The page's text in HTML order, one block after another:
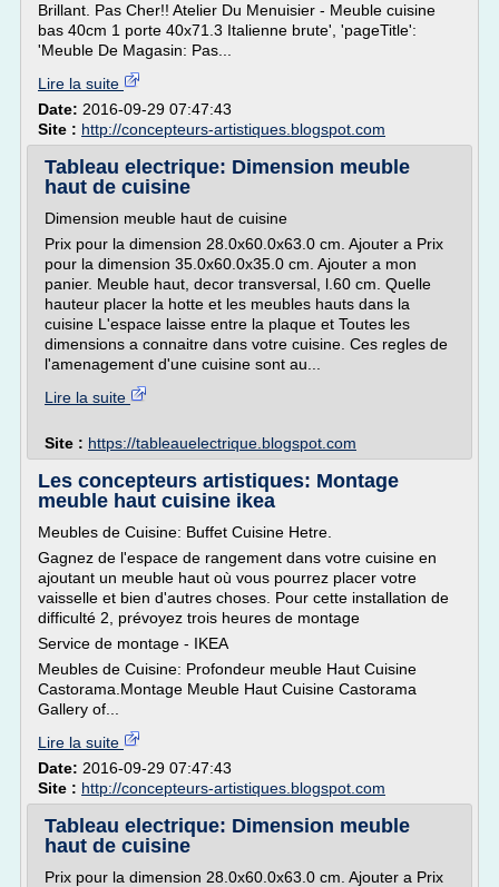
Brillant. Pas Cher!! Atelier Du Menuisier - Meuble cuisine
bas 40cm 1 porte 40x71.3 Italienne brute', 'pageTitle':
'Meuble De Magasin: Pas...
Lire la suite
Date: 2016-09-29 07:47:43
Site : http://concepteurs-artistiques.blogspot.com
Tableau electrique: Dimension meuble
haut de cuisine
Dimension meuble haut de cuisine
Prix pour la dimension 28.0x60.0x63.0 cm. Ajouter a Prix
pour la dimension 35.0x60.0x35.0 cm. Ajouter a mon
panier. Meuble haut, decor transversal, l.60 cm. Quelle
hauteur placer la hotte et les meubles hauts dans la
cuisine L'espace laisse entre la plaque et Toutes les
dimensions a connaitre dans votre cuisine. Ces regles de
l'amenagement d'une cuisine sont au...
Lire la suite
Site : https://tableauelectrique.blogspot.com
Les concepteurs artistiques: Montage
meuble haut cuisine ikea
Meubles de Cuisine: Buffet Cuisine Hetre.
Gagnez de l'espace de rangement dans votre cuisine en
ajoutant un meuble haut où vous pourrez placer votre
vaisselle et bien d'autres choses. Pour cette installation de
difficulté 2, prévoyez trois heures de montage
Service de montage - IKEA
Meubles de Cuisine: Profondeur meuble Haut Cuisine
Castorama.Montage Meuble Haut Cuisine Castorama
Gallery of...
Lire la suite
Date: 2016-09-29 07:47:43
Site : http://concepteurs-artistiques.blogspot.com
Tableau electrique: Dimension meuble
haut de cuisine
Prix pour la dimension 28.0x60.0x63.0 cm. Ajouter a Prix